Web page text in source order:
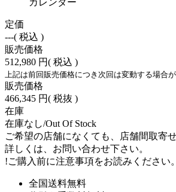
カレンダー
定価
---( 税込 )
販売価格
512,980 円( 税込 )
上記は前回販売価格につき次回は変動する場合が
販売価格
466,345 円( 税抜 )
在庫
在庫なし/Out Of Stock
ご希望の店舗になくても、店舗間取寄
詳しくは、お問い合わせ下さい。
!ご購入前に注意事項をお読みください。
全国送料無料